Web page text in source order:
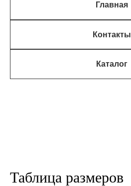
Главная
Контакты
Каталог
Таблица размеров